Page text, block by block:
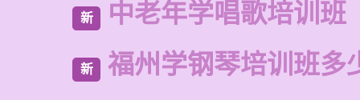
新 中老年学唱歌培训班
新 福州学钢琴培训班多